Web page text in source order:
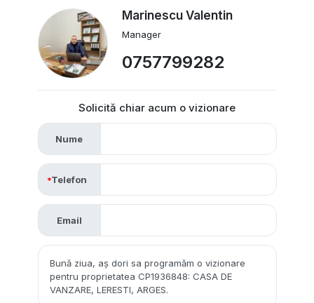
Marinescu Valentin
Manager
0757799282
Solicită chiar acum o vizionare
Nume
Telefon
Email